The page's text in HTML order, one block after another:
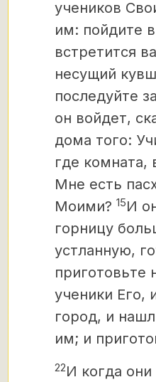
учеников
им: пойдите
встретится
несущий
последуйте
он войдет,
дома того:
где комната,
Мне есть
Моими? 15И
горницу
устланную,
приготовьте
ученики Его,
город, и
им; и
22И когда